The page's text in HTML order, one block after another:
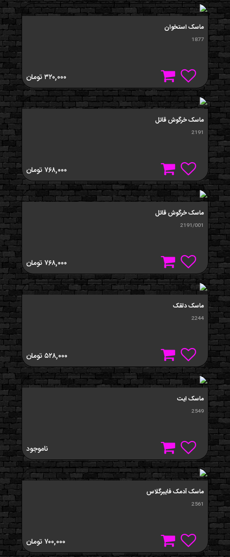
ماسک استخوان
1877
۳۲۰,۰۰۰تومان
ماسک خرگوش قاتل
2191
۷۶۸,۰۰۰ تومان
ماسک خرگوش قاتل
2191/001
۷۶۸,۰۰۰ تومان
ماسک دلقک
2244
۵۲۸,۰۰۰ تومان
ماسک ايت
2549
ناموجود
ماسک آدمک فايبرگلاس
2561
۷۰۰,۰۰۰ تومان